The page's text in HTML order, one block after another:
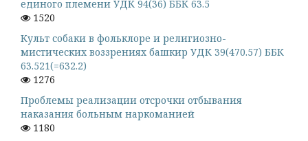
единого племени УДК 94(36) ББК 63.5
1520
Культ собаки в фольклоре и религиозно-
мистических воззрениях башкир УДК 39(470.57) ББК
63.521(=632.2)
1276
Проблемы реализации отсрочки отбывания
наказания больным наркоманией
1180